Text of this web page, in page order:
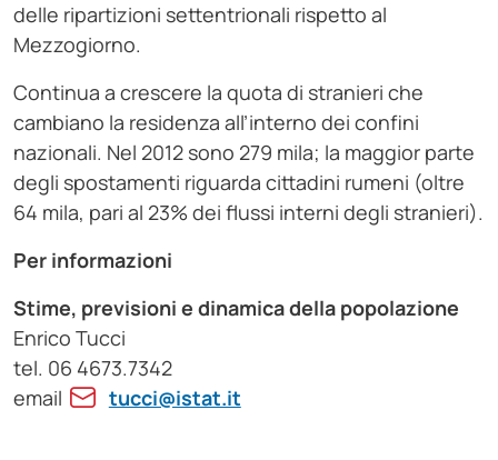
delle ripartizioni settentrionali rispetto al
Mezzogiorno.
Continua a crescere la quota di stranieri che
cambiano la residenza all’interno dei confini
nazionali. Nel 2012 sono 279 mila; la maggior parte
degli spostamenti riguarda cittadini rumeni (oltre
64 mila, pari al 23% dei flussi interni degli stranieri).
Per informazioni
Stime, previsioni e dinamica della popolazione
Enrico Tucci
tel. 06 4673.7342
email
tucci@istat.it